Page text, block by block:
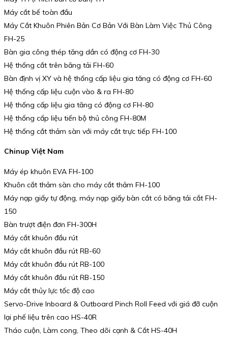
Máy cắt bế toàn đầu
Máy Cắt Khuôn Phiên Bản Cơ Bản Với Bàn Làm Việc Thủ Công
FH-25
Bàn gia công thép tăng dần có động cơ FH-30
Hệ thống cắt trên băng tải FH-60
Bàn định vị XY và hệ thống cấp liệu gia tăng có động cơ FH-60
Hệ thống cấp liệu cuộn vào & ra FH-80
Hệ thống cấp liệu gia tăng có động cơ FH-80
Hệ thống cấp liệu tiến bộ thủ công FH-80M
Hệ thống cắt thảm sàn với máy cắt trực tiếp FH-100
Chinup Việt Nam
Máy ép khuôn EVA FH-100
Khuôn cắt thảm sàn cho máy cắt thảm FH-100
Máy nạp giấy tự động, máy nạp giấy bàn cắt có băng tải cắt FH-
150
Bàn trượt điện đơn FH-300H
Máy cắt khuôn đầu rút
Máy cắt khuôn đầu rút RB-60
Máy cắt khuôn đầu rút RB-100
Máy cắt khuôn đầu rút RB-150
Máy cắt thủy lực tốc độ cao
Servo-Drive Inboard & Outboard Pinch Roll Feed với giá đỡ cuộn
lại phế liệu trên cao HS-40R
Tháo cuộn, Làm cong, Theo dõi cạnh & Cắt HS-40H